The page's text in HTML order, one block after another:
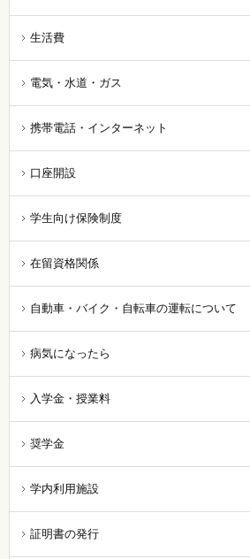
生活費
電気・水道・ガス
携帯電話・インターネット
口座開設
学生向け保険制度
在留資格関係
自動車・バイク・自転車の運転について
病気になったら
入学金・授業料
奨学金
学内利用施設
証明書の発行